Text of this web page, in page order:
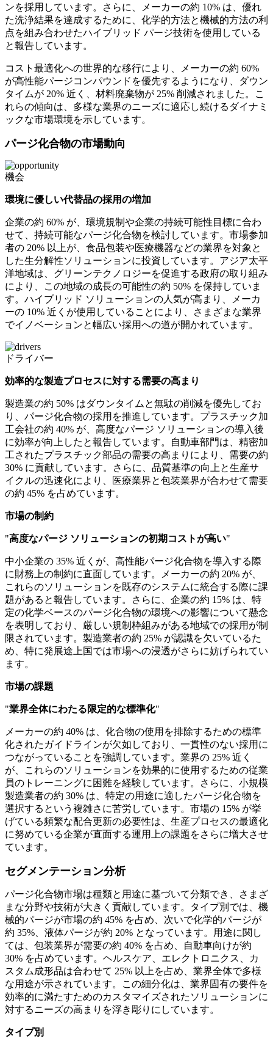
ンを採用しています。さらに、メーカーの約 10% は、優れ
た洗浄結果を達成するために、化学的方法と機械的方法の利
点を組み合わせたハイブリッド パージ技術を使用している
と報告しています。
コスト最適化への世界的な移行により、メーカーの約 60%
が高性能パージコンパウンドを優先するようになり、ダウン
タイムが 20% 近く、材料廃棄物が 25% 削減されました。こ
れらの傾向は、多様な業界のニーズに適応し続けるダイナミ
ックな市場環境を示しています。
パージ化合物の市場動向
機会
環境に優しい代替品の採用の増加
企業の約 60% が、環境規制や企業の持続可能性目標に合わ
せて、持続可能なパージ化合物を検討しています。市場参加
者の 20% 以上が、食品包装や医療機器などの業界を対象と
した生分解性ソリューションに投資しています。アジア太平
洋地域は、グリーンテクノロジーを促進する政府の取り組み
により、この地域の成長の可能性の約 50% を保持していま
す。ハイブリッド ソリューションの人気が高まり、メーカ
ーの 10% 近くが使用していることにより、さまざまな業界
でイノベーションと幅広い採用への道が開かれています。
ドライバー
効率的な製造プロセスに対する需要の高まり
製造業の約 50% はダウンタイムと無駄の削減を優先してお
り、パージ化合物の採用を推進しています。プラスチック加
工会社の約 40% が、高度なパージ ソリューションの導入後
に効率が向上したと報告しています。自動車部門は、精密加
工されたプラスチック部品の需要の高まりにより、需要の約
30% に貢献しています。さらに、品質基準の向上と生産サ
イクルの迅速化により、医療業界と包装業界が合わせて需要
の約 45% を占めています。
市場の制約
"高度なパージ ソリューションの初期コストが高い"
中小企業の 35% 近くが、高性能パージ化合物を導入する際
に財務上の制約に直面しています。メーカーの約 20% が、
これらのソリューションを既存のシステムに統合する際に課
題があると報告しています。さらに、企業の約 15% は、特
定の化学ベースのパージ化合物の環境への影響について懸念
を表明しており、厳しい規制枠組みがある地域での採用が制
限されています。製造業者の約 25% が認識を欠いているた
め、特に発展途上国では市場への浸透がさらに妨げられてい
ます。
市場の課題
"業界全体にわたる限定的な標準化"
メーカーの約 40% は、化合物の使用を排除するための標準
化されたガイドラインが欠如しており、一貫性のない採用に
つながっていることを強調しています。業界の 25% 近く
が、これらのソリューションを効果的に使用するための従業
員のトレーニングに困難を経験しています。さらに、小規模
製造業者の約 30% は、特定の用途に適したパージ化合物を
選択するという複雑さに苦労しています。市場の 15% が挙
げている頻繁な配合更新の必要性は、生産プロセスの最適化
に努めている企業が直面する運用上の課題をさらに増大させ
ています。
セグメンテーション分析
パージ化合物市場は種類と用途に基づいて分類でき、さまざ
まな分野や技術が大きく貢献しています。タイプ別では、機
械的パージが市場の約 45% を占め、次いで化学的パージが
約 35%、液体パージが約 20% となっています。用途に関し
ては、包装業界が需要の約 40% を占め、自動車向けが約
30% を占めています。ヘルスケア、エレクトロニクス、カ
スタム成形品は合わせて 25% 以上を占め、業界全体で多様
な用途が示されています。この細分化は、業界固有の要件を
効率的に満たすためのカスタマイズされたソリューションに
対するニーズの高まりを浮き彫りにしています。
タイプ別